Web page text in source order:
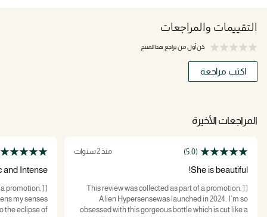
التقييمات والمراجعات
كن أول من يراجع هذا المنتج
اكتب مراجعة
المراجعات الأخيرة
(5.0) منذ 2 سنوات
She is beautiful!
[This review was collected as part of a promotion.]
Alien Hypersensewas launched in 2024. I’m so
obsessed with this gorgeous bottle which is cut like a
and Intense
a promotion.]
my senses
the eclipse of